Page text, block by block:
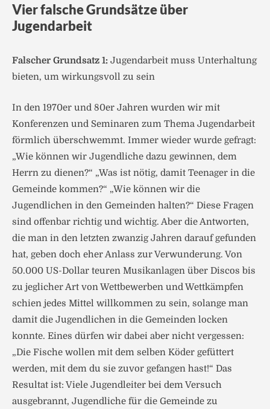
Vier falsche Grundsätze über
Jugendarbeit
Falscher Grundsatz 1: Jugendarbeit muss Unterhaltung
bieten, um wirkungsvoll zu sein
In den 1970er und 80er Jahren wurden wir mit
Konferenzen und Seminaren zum Thema Jugendarbeit
förmlich überschwemmt. Immer wieder wurde gefragt:
„Wie können wir Jugendliche dazu gewinnen, dem
Herrn zu dienen?“ „Was ist nötig, damit Teenager in die
Gemeinde kommen?“ „Wie können wir die
Jugendlichen in den Gemeinden halten?“ Diese Fragen
sind offenbar richtig und wichtig. Aber die Antworten,
die man in den letzten zwanzig Jahren darauf gefunden
hat, geben doch eher Anlass zur Verwunderung. Von
50.000 US-Dollar teuren Musikanlagen über Discos bis
zu jeglicher Art von Wettbewerben und Wettkämpfen
schien jedes Mittel willkommen zu sein, solange man
damit die Jugendlichen in die Gemeinden locken
konnte. Eines dürfen wir dabei aber nicht vergessen:
„Die Fische wollen mit dem selben Köder gefüttert
werden, mit dem du sie zuvor gefangen hast!“ Das
Resultat ist: Viele Jugendleiter bei dem Versuch
ausgebrannt, Jugendliche für die Gemeinde zu